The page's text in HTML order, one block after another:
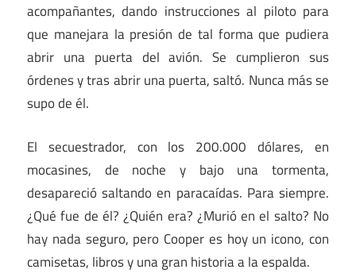
acompañantes, dando instrucciones al piloto para
que manejara la presión de tal forma que pudiera
abrir una puerta del avión. Se cumplieron sus
órdenes y tras abrir una puerta, saltó. Nunca más se
supo de él.
El secuestrador, con los 200.000 dólares, en
mocasines, de noche y bajo una tormenta,
desapareció saltando en paracaídas. Para siempre.
¿Qué fue de él? ¿Quién era? ¿Murió en el salto? No
hay nada seguro, pero Cooper es hoy un icono, con
camisetas, libros y una gran historia a la espalda.